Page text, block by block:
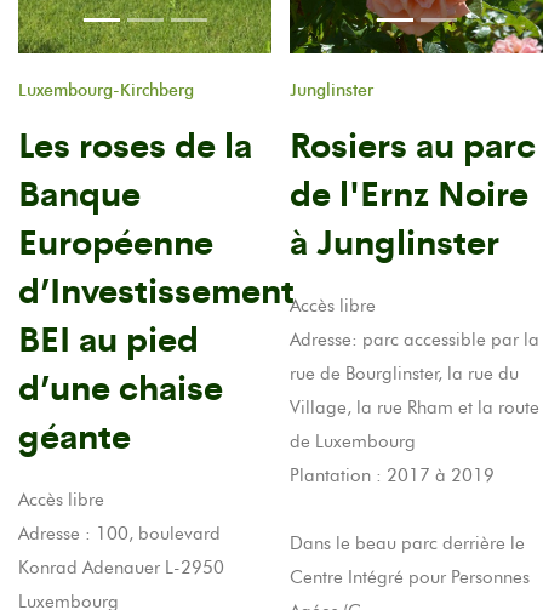
Luxembourg-Kirchberg
Les roses de la
Banque
Européenne
d’Investissement
BEI au pied
d’une chaise
géante
Accès libre
Adresse : 100, boulevard
Konrad Adenauer L-2950
Luxembourg
Junglinster
Rosiers au parc
de l'Ernz Noire
à Junglinster
Accès libre
Adresse: parc accessible par la
rue de Bourglinster, la rue du
Village, la rue Rham et la route
de Luxembourg
Plantation : 2017 à 2019
Dans le beau parc derrière le
Centre Intégré pour Personnes